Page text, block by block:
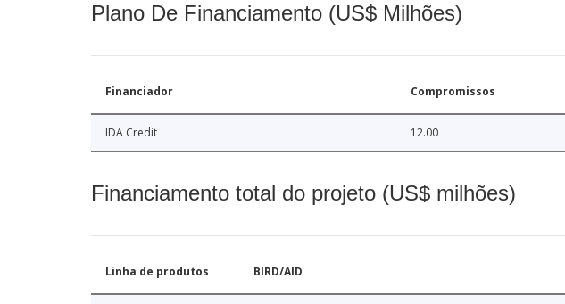
Plano De Financiamento (US$ Milhões)
Financiador Compromissos
IDA Credit 12.00
Financiamento total do projeto (US$ milhões)
Linha de produtos BIRD/AID